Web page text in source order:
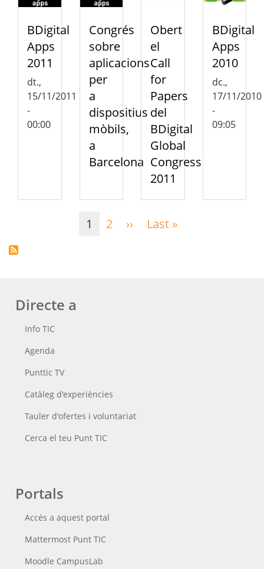
BDigital
Apps
2011
dt.,
15/11/2011
-
00:00
Congrés
sobre
aplicacions
per
a
dispositius
mòbils,
a
Barcelona
Obert
el
Call
for
Papers
del
BDigital
Global
Congress
2011
BDigital
Apps
2010
dc.,
17/11/2010
-
09:05
1 2 ›› Pàgina
Last »
Directe a
Info TIC
Agenda
Punttic TV
Catàleg d'experiències
Tauler d'ofertes i voluntariat
Cerca el teu Punt TIC
Portals
Accés a aquest portal
Mattermost Punt TIC
Moodle CampusLab